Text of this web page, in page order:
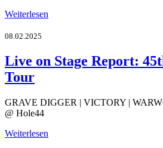
Weiterlesen
08.02.2025
Live on Stage Report:
Tour
GRAVE DIGGER | VICTORY |
@ Hole44
Weiterlesen